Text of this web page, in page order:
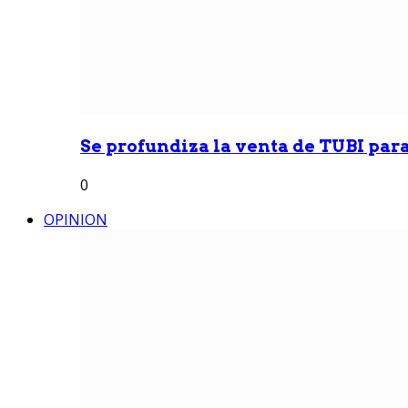
Se profundiza la venta de TUBI
0
OPINION